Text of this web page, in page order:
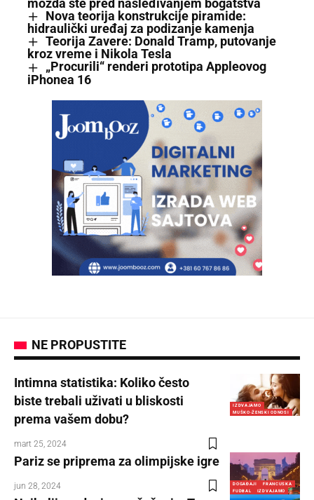
možda ste pred nasleđivanjem bogatstva
Nova teorija konstrukcije piramide:
hidraulički uređaj za podizanje kamenja
Teorija Zavere: Donald Tramp, putovanje
kroz vreme i Nikola Tesla
„Procurili“ renderi prototipa Appleovog
iPhonea 16
NE PROPUSTITE
IZDVAJAMO
MUŠKO-ŽENSKI ODNOSI
Intimna statistika: Koliko često
biste trebali uživati u bliskosti
prema vašem dobu?
mart 25, 2024
DOGAĐAJI
FRANCUSKA
FUDBAL
IZDVAJAMO
Pariz se priprema za olimpijske igre
jun 28, 2024